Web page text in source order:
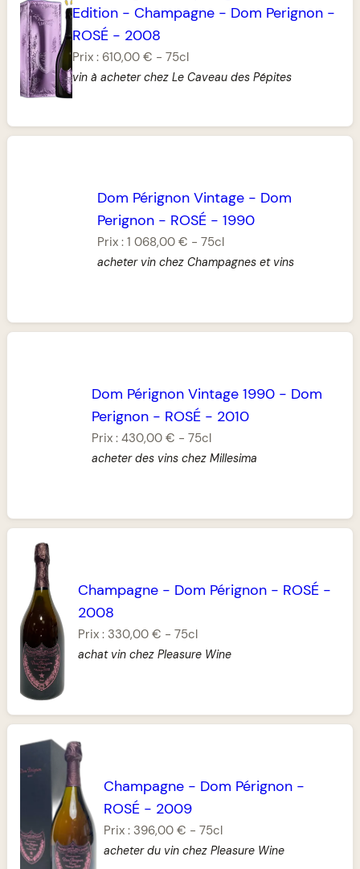
Edition- Champagne- Dom Perignon-
ROSÉ- 2008
Prix : 610,00 € - 75cl
vin à acheter chez Le Caveau des Pépites
Dom Pérignon Vintage- Dom
Perignon- ROSÉ- 1990
Prix : 1 068,00 € - 75cl
acheter vin chez Champagnes et vins
Dom Pérignon Vintage 1990- Dom
Perignon- ROSÉ- 2010
Prix : 430,00 € - 75cl
acheter des vins chez Millesima
Champagne - Dom Pérignon - ROSÉ -
2008
Prix : 330,00 € -75cl
achat vin chez Pleasure Wine
Champagne- Dom Pérignon-
ROSÉ- 2009
Prix : 396,00 € - 75cl
acheter du vin chez Pleasure Wine